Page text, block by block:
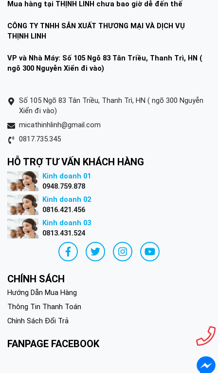
Mua hàng tại THỊNH LINH chưa bao giờ dễ đến thế
CÔNG TY TNHH SẢN XUẤT THƯƠNG MẠI VÀ DỊCH VỤ
THỊNH LINH
VP và Nhà Máy: Số 105 Ngõ 83 Tân Triều, Thanh Trì, HN (
ngõ 300 Nguyễn Xiển đi vào)
Số 105 Ngõ 83 Tân Triều, Thanh Trì, HN ( ngõ 300 Nguyễn
Xiển đi vào)
micathinhlinh@gmail.com
0817.735.345
HỖ TRỢ TƯ VẤN KHÁCH HÀNG
Kinh doanh 01
0948.759.878
Kinh doanh 02
0816.421.456
Kinh doanh 03
0813.431.524
CHÍNH SÁCH
Hướng Dẫn Mua Hàng
Thông Tin Thanh Toán
Chính Sách Đổi Trả
FANPAGE FACEBOOK